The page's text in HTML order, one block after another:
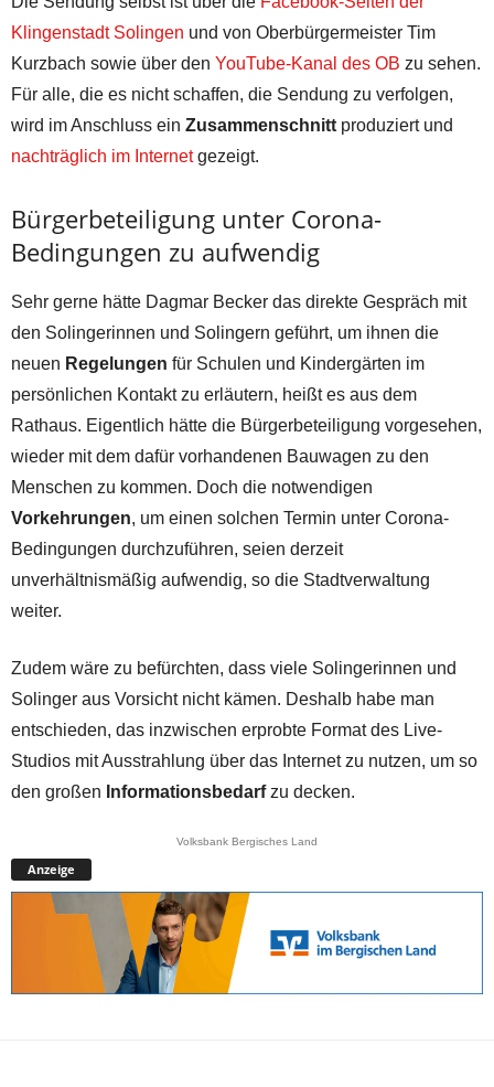
Klingenstadt Solingen und von Oberbürgermeister Tim
Kurzbach sowie über den YouTube-Kanal des OB zu sehen.
Für alle, die es nicht schaffen, die Sendung zu verfolgen,
wird im Anschluss ein Zusammenschnitt produziert und
nachträglich im Internetgezeigt.
Bürgerbeteiligung unter Corona-
Bedingungen zu aufwendig
Sehr gerne hätte Dagmar Becker das direkte Gespräch mit
den Solingerinnen und Solingern geführt, um ihnen die
neuen Regelungen für Schulen und Kindergärten im
persönlichen Kontakt zu erläutern, heißt es aus dem
Rathaus. Eigentlich hätte die Bürgerbeteiligung vorgesehen,
wieder mit dem dafür vorhandenen Bauwagen zu den
Menschen zu kommen. Doch die notwendigen
Vorkehrungen, um einen solchen Termin unter Corona-
Bedingungen durchzuführen, seien derzeit
unverhältnismäßig aufwendig, so die Stadtverwaltung
weiter.
Zudem wäre zu befürchten, dass viele Solingerinnen und
Solinger aus Vorsicht nicht kämen. Deshalb habe man
entschieden, das inzwischen erprobte Format des Live-
Studios mit Ausstrahlung über das Internet zu nutzen, um so
den großen Informationsbedarfzu decken.
Volksbank Bergisches Land
Anzeige